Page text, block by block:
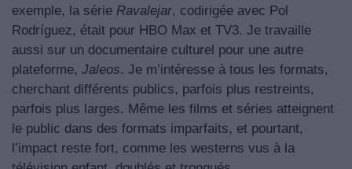
exemple, la série Ravalejar, codirigée avec Pol
Rodríguez, était pour HBO Max et TV3. Je travaille
aussi sur un documentaire culturel pour une autre
plateforme, Jaleos. Je m’intéresse à tous les formats,
cherchant différents publics, parfois plus restreints,
parfois plus larges. Même les films et séries atteignent
le public dans des formats imparfaits, et pourtant,
l’impact reste fort, comme les westerns vus à la